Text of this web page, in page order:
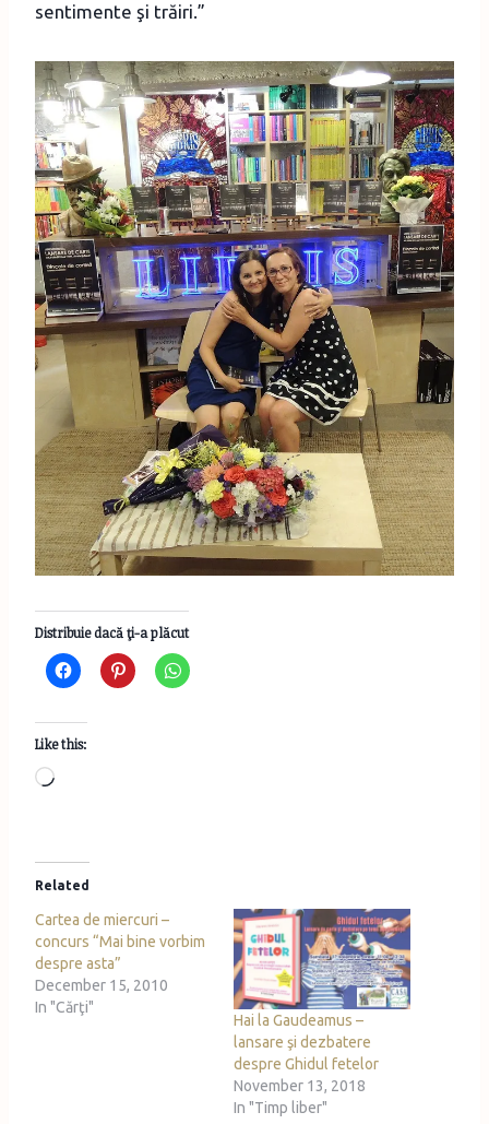
sentimente şi trăiri.”
Distribuie dacă ţi-a plăcut
Like this:
L
d
i
n
g
…
Related
Cartea de miercuri –
concurs “Mai bine vorbim
despre asta”
December 15, 2010
In "Cărţi"
Hai la Gaudeamus –
lansare şi dezbatere
despre Ghidul fetelor
November 13, 2018
In "Timp liber"